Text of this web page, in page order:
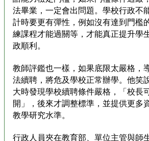
法畢業，一定會出問題。學校行政不
計時要更有彈性，例如沒有達到門檻
練課程才能過關等，才能真正提升學
政順利。
教師評鑑也一樣，如果底限太嚴格，
法續聘，將危及學校正常辦學。他笑
大時發現學校續聘條件嚴格，「校長
開」，後來才調整標準，並提供更多
教學研究水準。
行政人員夾在教育部、單位主管與師